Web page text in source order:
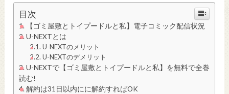
目次
【ゴミ屋敷とトイプードルと私】電子コミック配信状況
U-NEXTとは
U-NEXTのメリット
U-NEXTのデメリット
U-NEXTで【ゴミ屋敷とトイプードルと私】を無料で全巻
読む!
解約は31日以内にに解約すればOK